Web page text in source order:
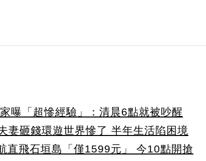
曝「超慘經驗」：清晨6點就被吵醒
妻砸錢環遊世界慘了 半年生活陷困境
直飛石垣島「僅1599元」 今10點開搶